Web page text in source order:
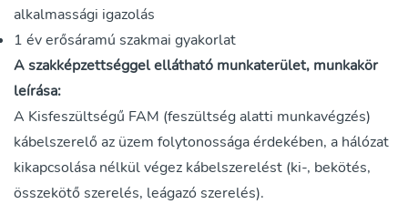
alkalmassági igazolás
1 év erősáramú szakmai gyakorlat
A szakképzettséggel ellátható munkaterület, munkakör
leírása:
A Kisfeszültségű FAM (feszültség alatti munkavégzés)
kábelszerelő az üzem folytonossága érdekében, a hálózat
kikapcsolása nélkül végez kábelszerelést (ki-, bekötés,
összekötő szerelés, leágazó szerelés).